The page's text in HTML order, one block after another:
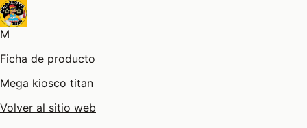
M
Ficha de producto
Mega kiosco titan
Volver al sitio web